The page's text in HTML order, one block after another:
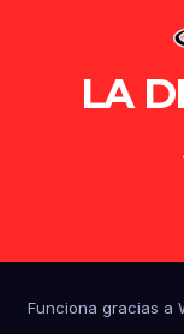
LA
Funciona gracias a